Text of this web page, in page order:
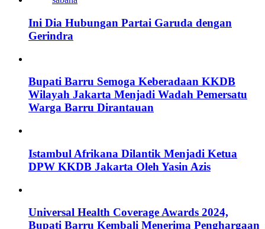
Ini Dia Hubungan Partai Garuda dengan
Gerindra
Bupati Barru Semoga Keberadaan KKDB
Wilayah Jakarta Menjadi Wadah Pemersatu
Warga Barru Dirantauan
Istambul Afrikana Dilantik Menjadi Ketua
DPW KKDB Jakarta Oleh Yasin Azis
Universal Health Coverage Awards 2024,
Bupati Barru Kembali Menerima Penghargaan